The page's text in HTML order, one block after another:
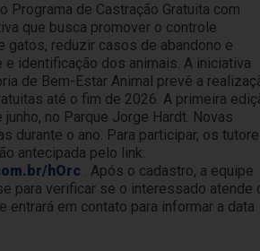
Programa de Castração Gratuita com
que busca promover o controle
gatos, reduzir casos de abandono e
e identificação dos animais. A iniciativa
de Bem-Estar Animal prevê a
até o fim de 2026. A primeira
no Parque Jorge Hardt. Novas
durante o ano. Para participar, os
antecipada pelo link:
hOrc . Após o cadastro, a equipe
para verificar se o interessado atende
entrará em contato para informar a data